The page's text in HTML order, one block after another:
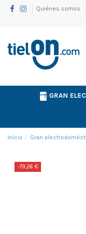
Quiénes somos
GRAN
Inicio Gran
-79,26 €